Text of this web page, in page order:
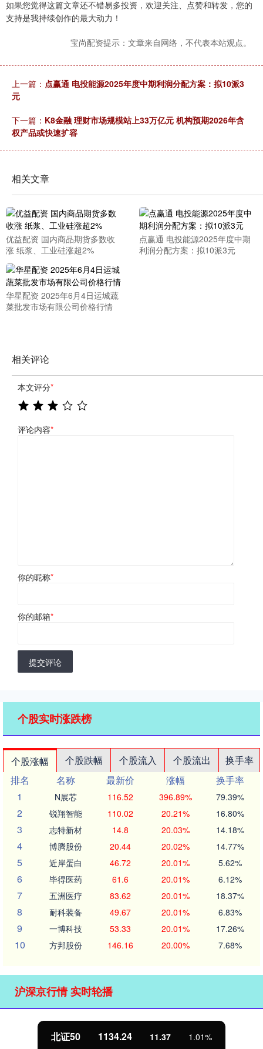
如果您觉得这篇文章还不错易多投资，欢迎关注、点赞和转发，您的
支持是我持续创作的最大动力！
宝尚配资提示：文章来自网络，不代表本站观点。
上一篇： 点赢通 电投能源2025年度中期利润分配方案：拟10派3
元
下一篇： K8金融 理财市场规模站上33万亿元 机构预期2026年含
权产品或快速扩容
相关文章
优益配资 国内商品期货多数收
涨 纸浆、工业硅涨超2%
点赢通 电投能源2025年度中期
利润分配方案：拟10派3元
华星配资 2025年6月4日运城蔬
菜批发市场有限公司价格行情
相关评论
本文评分*
评论内容*
你的昵称*
你的邮箱*
提交评论
个股实时涨跌榜
个股涨幅 个股跌幅 个股流入 个股流出
换手率
排名
名称 最新价 涨幅
换手率
1
N展芯 116.52 396.89% 79.39%
2 锐翔智能 110.02 20.21% 16.80%
3 志特新材 14.8 20.03% 14.18%
4 博腾股份 20.44 20.02% 14.77%
5 近岸蛋白 46.72 20.01% 5.62%
6 毕得医药 61.6 20.01% 6.12%
7 五洲医疗 83.62 20.01% 18.37%
8 耐科装备 49.67 20.01% 6.83%
9 一博科技 53.33 20.01% 17.26%
10 方邦股份 146.16 20.00% 7.68%
沪深京行情 实时轮播
北证50 1134.24 11.37 1.01%